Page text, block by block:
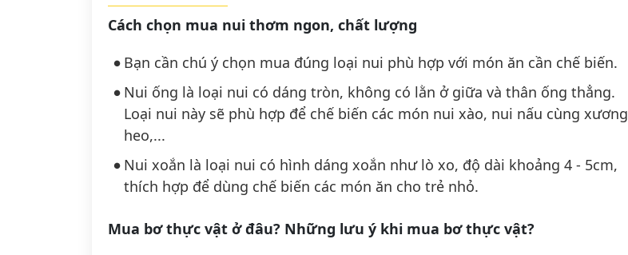
Cách chọn mua nui thơm ngon, chất lượng
Bạn cần chú ý chọn mua đúng loại nui phù hợp với món ăn cần chế biến.
Nui ống là loại nui có dáng tròn, không có lằn ở giữa và thân ống thẳng.
Loại nui này sẽ phù hợp để chế biến các món nui xào, nui nấu cùng xương
heo,...
Nui xoắn là loại nui có hình dáng xoắn như lò xo, độ dài khoảng 4 - 5cm,
thích hợp để dùng chế biến các món ăn cho trẻ nhỏ.
Mua bơ thực vật ở đâu? Những lưu ý khi mua bơ thực vật?